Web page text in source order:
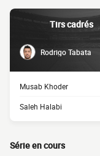
Tirs cadrés
Rodrigo Tabata
Musab Khoder
Saleh Halabi
Série en cours